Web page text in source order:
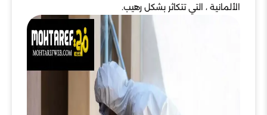
الألمانية ، التي تتكاثر بشكل رهيب.